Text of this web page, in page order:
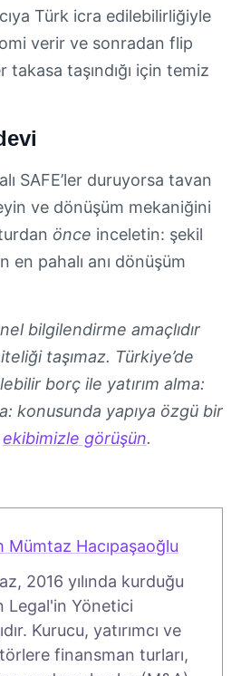
Türk icra edilebilirliğiyle
verir ve sonradan flip
taşındığı için temiz
SAFE’ler duruyorsa tavan
ve dönüşüm mekaniğini
önce inceletin: şekil
en pahalı anı dönüşüm
bilgilendirme amaçlıdır
taşımaz. Türkiye’de
borç ile yatırım alma:
konusunda yapıya özgü bir
ekibimizle görüşün.
Mümtaz Hacıpaşaoğlu
2016 yılında kurduğu
Legal'in Yönetici
Kurucu, yatırımcı ve
finansman turları,